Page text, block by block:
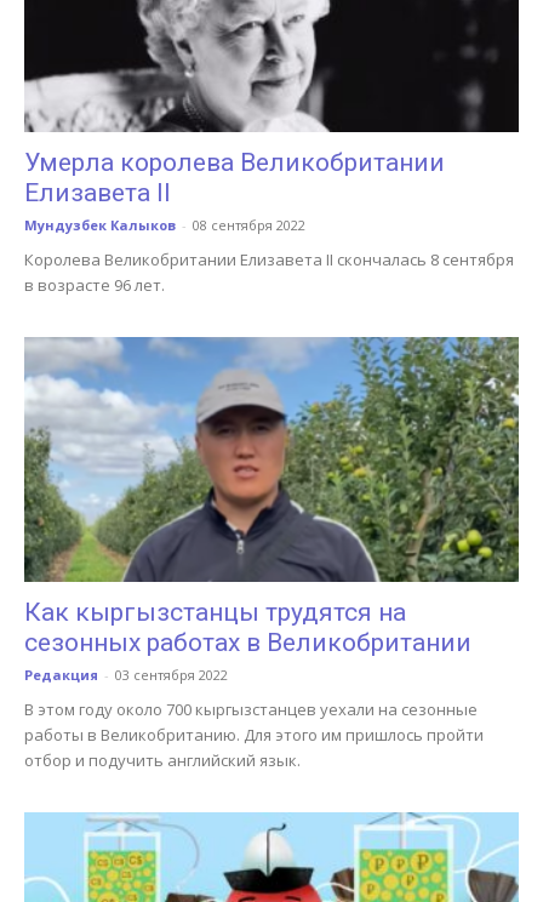
Умерла королева Великобритании
Елизавета II
Мундузбек Калыков - 08 сентября 2022
Королева Великобритании Елизавета II скончалась 8 сентября
в возрасте 96 лет.
Как кыргызстанцы трудятся на
сезонных работах в Великобритании
Редакция - 03 сентября 2022
В этом году около 700 кыргызстанцев уехали на сезонные
работы в Великобританию. Для этого им пришлось пройти
отбор и подучить английский язык.